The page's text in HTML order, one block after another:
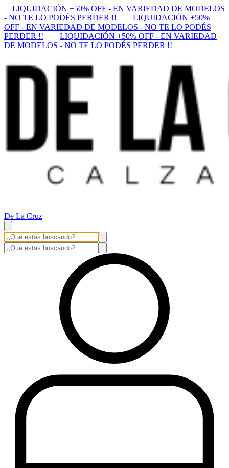
LIQUIDACIÓN +50% OFF - EN VARIEDAD DE MODELOS
- NO TE LO PODÉS PERDER !!
LIQUIDACIÓN +50%
OFF - EN VARIEDAD DE MODELOS - NO TE LO PODÉS
PERDER !!
LIQUIDACIÓN +50% OFF - EN VARIEDAD
DE MODELOS - NO TE LO PODÉS PERDER !!
De La Cruz